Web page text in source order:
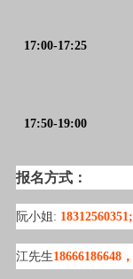
17:00-17:25
17:50-19:00
报名方式：
阮小姐: 18312560351;
江先生18666186648，